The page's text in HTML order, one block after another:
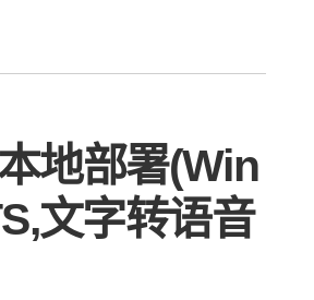
地部署(Win
文字转语音